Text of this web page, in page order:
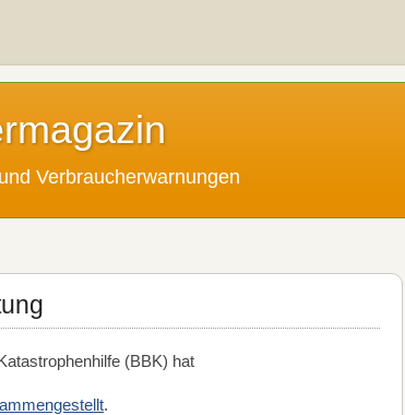
Verbraucherwarnungen
(BBK) hat
.